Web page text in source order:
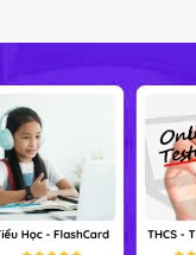
chất và năng lượng
môn Sinh.